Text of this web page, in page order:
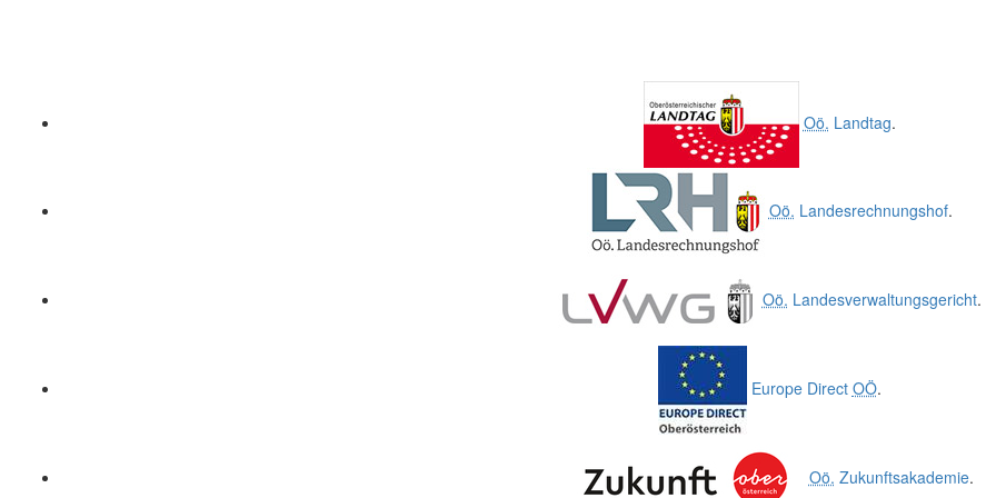
Oö. Landtag.
Oö. Landesrechnungshof.
Oö. Landesverwaltungsgericht.
Europe Direct OÖ.
Oö. Zukunftsakademie.